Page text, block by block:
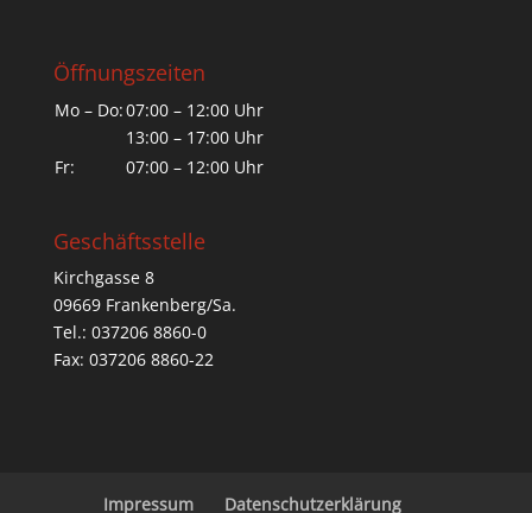
Öffnungszeiten
Mo – Do:07:00 – 12:00 Uhr
13:00 – 17:00 Uhr
Fr:
07:00 – 12:00 Uhr
Geschäftsstelle
Kirchgasse 8
09669 Frankenberg/Sa.
Tel.: 037206 8860-0
Fax: 037206 8860-22
Impressum Datenschutzerklärung